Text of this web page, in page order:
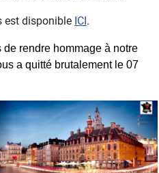
est disponible ICI.
de rendre hommage à notre
a quitté brutalement le 07